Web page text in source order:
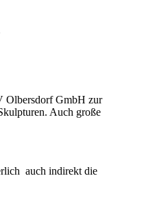
Olbersdorf GmbH zur
Auch große
auch indirekt die